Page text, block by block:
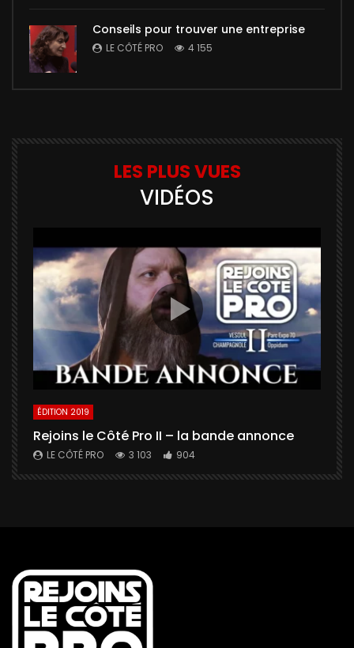
Conseils pour trouver une entreprise
LE CÔTÉ PRO 4 155
LES PLUS VUES
VIDÉOS
ÉDITION 2019
Rejoins le Côté Pro II – la bande annonce
LE CÔTÉ PRO 3 103 904